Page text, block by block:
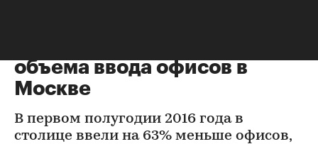
объема ввода офисов в
Москве
В первом полугодии 2016 года в
столице ввели на 63% меньше офисов,